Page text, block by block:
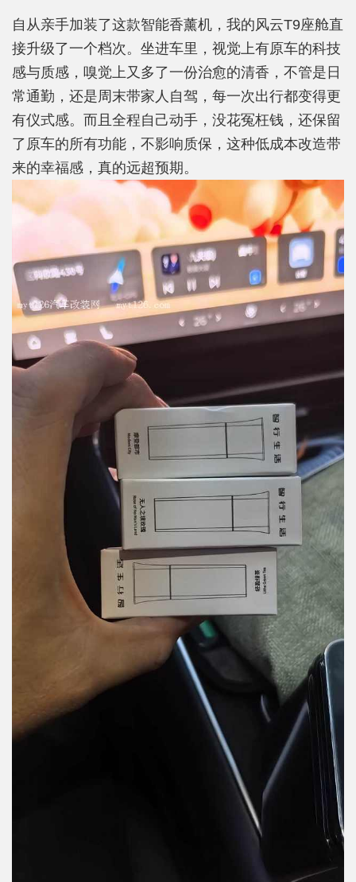
自从亲手加装了这款智能香薰机，我的风云T9座舱直
接升级了一个档次。坐进车里，视觉上有原车的科技
感与质感，嗅觉上又多了一份治愈的清香，不管是日
常通勤，还是周末带家人自驾，每一次出行都变得更
有仪式感。而且全程自己动手，没花冤枉钱，还保留
了原车的所有功能，不影响质保，这种低成本改造带
来的幸福感，真的远超预期。